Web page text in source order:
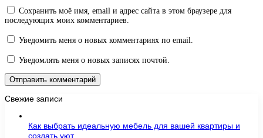
Сохранить моё имя, email и адрес сайта в этом браузере для
последующих моих комментариев.
Уведомить меня о новых комментариях по email.
Уведомлять меня о новых записях почтой.
Свежие записи
Как выбрать идеальную мебель для вашей квартиры и
создать уют